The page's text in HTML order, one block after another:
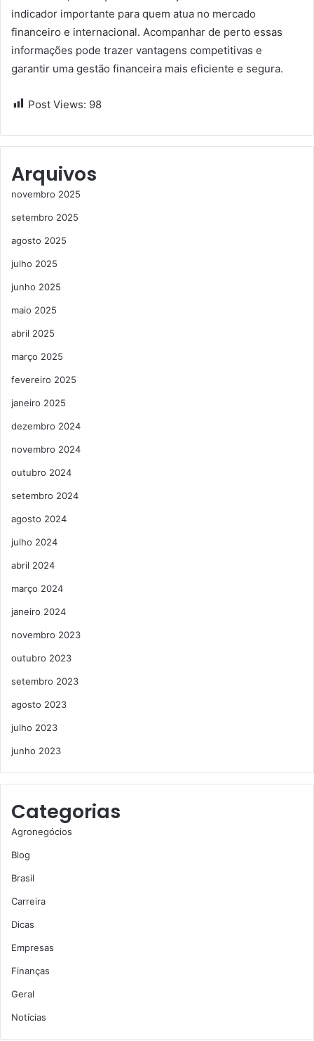
indicador importante para quem atua no mercado
financeiro e internacional. Acompanhar de perto essas
informações pode trazer vantagens competitivas e
garantir uma gestão financeira mais eficiente e segura.
Post Views: 98
Arquivos
novembro 2025
setembro 2025
agosto 2025
julho 2025
junho 2025
maio 2025
abril 2025
março 2025
fevereiro 2025
janeiro 2025
dezembro 2024
novembro 2024
outubro 2024
setembro 2024
agosto 2024
julho 2024
abril 2024
março 2024
janeiro 2024
novembro 2023
outubro 2023
setembro 2023
agosto 2023
julho 2023
junho 2023
Categorias
Agronegócios
Blog
Brasil
Carreira
Dicas
Empresas
Finanças
Geral
Notícias